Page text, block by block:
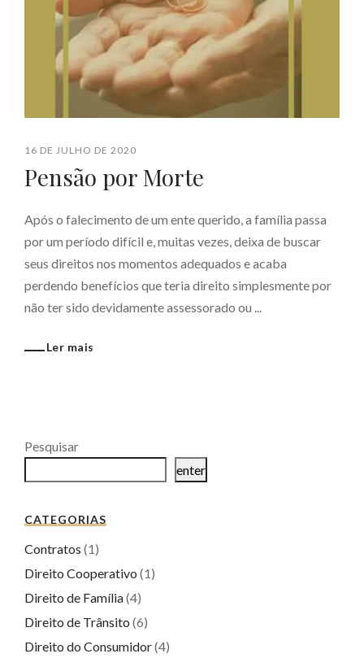
16 DE JULHO DE 2020
Pensão por Morte
Após o falecimento de um ente querido, a família passa
por um período difícil e, muitas vezes, deixa de buscar
seus direitos nos momentos adequados e acaba
perdendo benefícios que teria direito simplesmente por
não ter sido devidamente assessorado ou ...
Ler mais
Pesquisar
enter
CATEGORIAS
Contratos (1)
Direito Cooperativo (1)
Direito de Família(4)
Direito de Trânsito (6)
Direito do Consumidor(4)